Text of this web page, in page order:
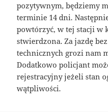
pozytywnym, będziemy
terminie 14 dni.
powtórzyć, w tej stacji w
stwierdzona. Za jazdę
technicznych grozi nam
Dodatkowo policjant
rejestracyjny jeżeli stan
wątpliwości.